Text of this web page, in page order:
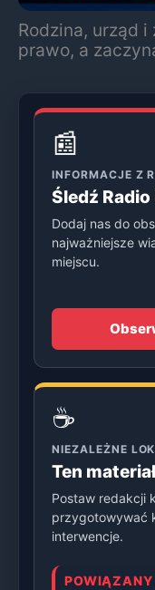
Rodzina, urząd
prawo, a
📰
INFORMACJE Z
Śledź Radio
Dodaj nas do
najważniejsze
miejscu.
☕
NIEZALEŻNE
Ten
Postaw redakcji
przygotowywać
interwencje.